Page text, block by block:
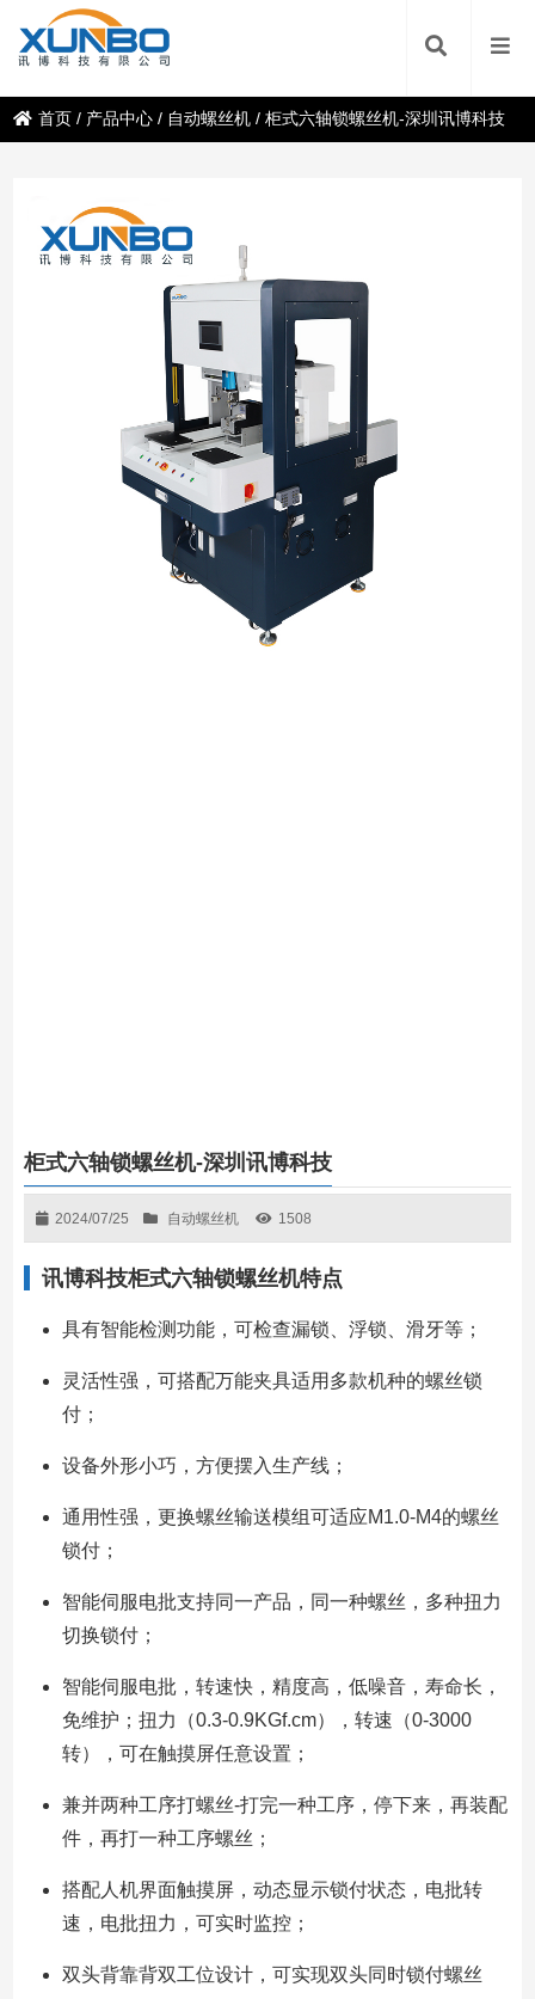
首页 / 产品中心 / 自动螺丝机 /柜式六轴锁螺丝机-深圳讯博科技
柜式六轴锁螺丝机-深圳讯博科技
2024/07/25 自动螺丝机 1508
讯博科技柜式六轴锁螺丝机特点
具有智能检测功能，可检查漏锁、浮锁、滑牙等；
灵活性强，可搭配万能夹具适用多款机种的螺丝锁
付；
设备外形小巧，方便摆入生产线；
通用性强，更换螺丝输送模组可适应M1.0-M4的螺丝
锁付；
智能伺服电批支持同一产品，同一种螺丝，多种扭力
切换锁付；
智能伺服电批，转速快，精度高，低噪音，寿命长，
免维护；扭力（0.3-0.9KGf.cm），转速（0-3000
转），可在触摸屏任意设置；
兼并两种工序打螺丝-打完一种工序，停下来，再装配
件，再打一种工序螺丝；
搭配人机界面触摸屏，动态显示锁付状态，电批转
速，电批扭力，可实时监控；
双头背靠背双工位设计，可实现双头同时锁付螺丝